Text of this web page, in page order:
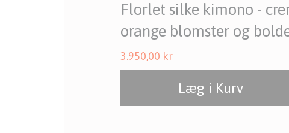
Florlet silke kimono -
orange blomster og
3.950,00 kr
Læg i Kurv